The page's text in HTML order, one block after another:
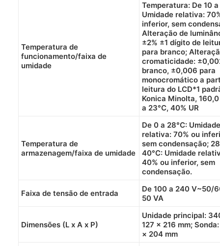
Temperatura de
funcionamento/faixa de
umidade
Temperatura: De 10 a
Umidade relativa:
inferior, sem
Alteração de
±2% ±1 dígito de
para branco;
cromaticidade:
branco, ±0,006 para
monocromático a
leitura do LCD*1
Konica Minolta,
a 23°C, 40% UR
Temperatura de
armazenagem/faixa de umidade
De 0 a 28°C: Umidade
relativa: 70% ou
sem condensação;
40°C: Umidade
40% ou inferior, sem
condensação.
Faixa de tensão de entrada
De 100 a 240 V~50/
50 VA
Dimensões (L x A x P)
Unidade principal:
127 × 216 mm;
× 204 mm